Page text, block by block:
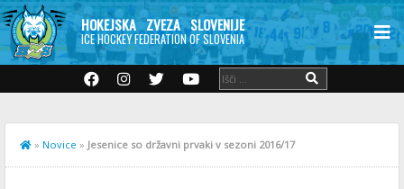
HOKEJSKA ZVEZA SLOVENIJE
ICE HOCKEY FEDERATION OF SLOVENIA
» Novice » Jesenice so državni prvaki v sezoni 2016/17